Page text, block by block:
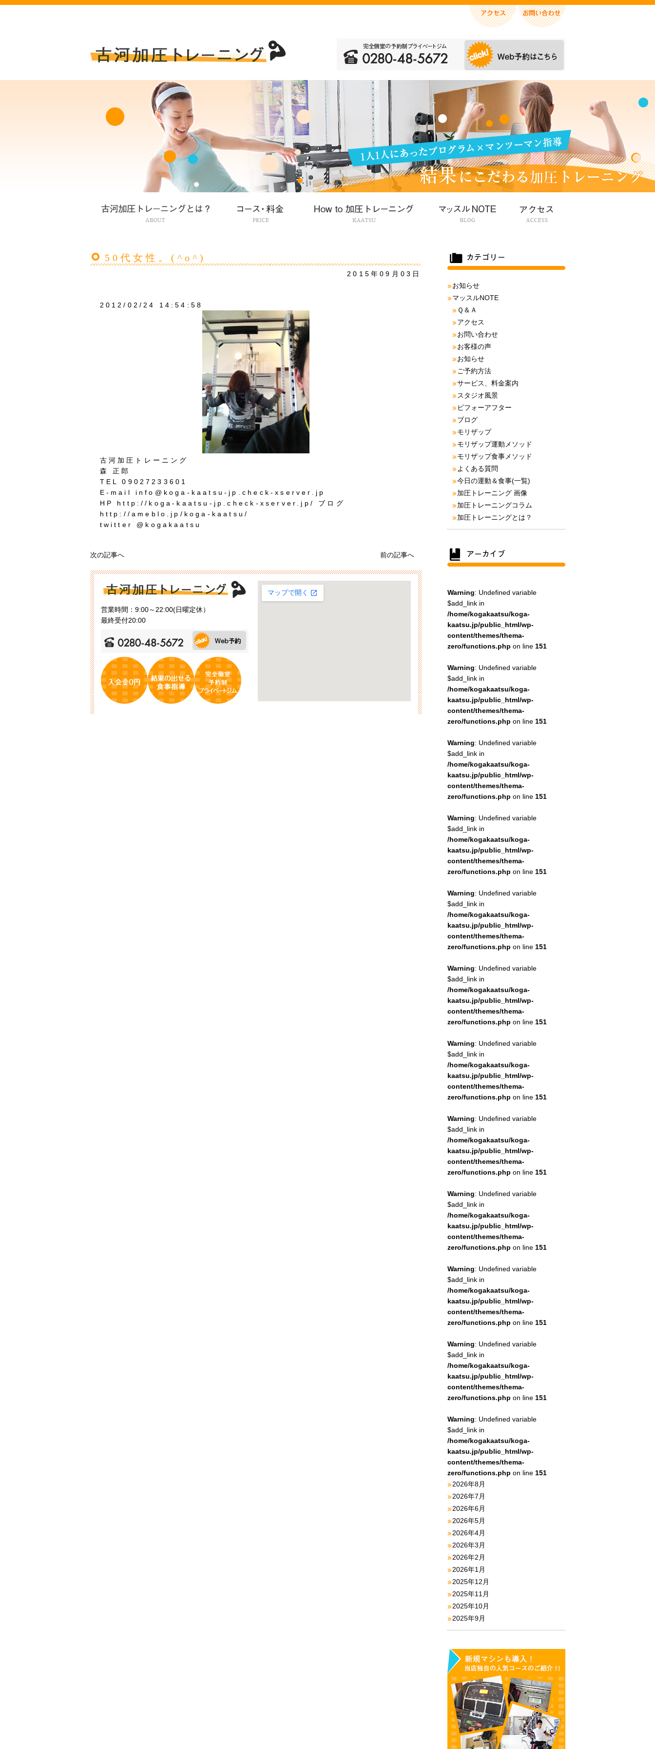
50代女性。(^o^)
2015年09月03日
2012/02/24 14:54:58
古河加圧トレーニング
森 正郎
TEL 09027233601
E-mail info@koga-kaatsu-jp.check-xserver.jp
HP http://koga-kaatsu-jp.check-xserver.jp/ ブログ
http://ameblo.jp/koga-kaatsu/
twitter @kogakaatsu
次の記事へ 前の記事へ
営業時間：9:00～22:00(日曜定休）
最終受付20:00
お知らせ
マッスルNOTE
Ｑ＆Ａ
アクセス
お問い合わせ
お客様の声
お知らせ
ご予約方法
サービス、料金案内
スタジオ風景
ビフォーアフター
ブログ
モリザップ
モリザップ運動メソッド
モリザップ食事メソッド
よくある質問
今日の運動＆食事(一覧)
加圧トレーニング 画像
加圧トレーニングコラム
加圧トレーニングとは？
Warning: Undefined variable
$add_link in
/home/kogakaatsu/koga-
kaatsu.jp/public_html/wp-
content/themes/thema-
zero/functions.php on line 151
Warning: Undefined variable
$add_link in
/home/kogakaatsu/koga-
kaatsu.jp/public_html/wp-
content/themes/thema-
zero/functions.php on line 151
Warning: Undefined variable
$add_link in
/home/kogakaatsu/koga-
kaatsu.jp/public_html/wp-
content/themes/thema-
zero/functions.php on line 151
Warning: Undefined variable
$add_link in
/home/kogakaatsu/koga-
kaatsu.jp/public_html/wp-
content/themes/thema-
zero/functions.php on line 151
Warning: Undefined variable
$add_link in
/home/kogakaatsu/koga-
kaatsu.jp/public_html/wp-
content/themes/thema-
zero/functions.php on line 151
Warning: Undefined variable
$add_link in
/home/kogakaatsu/koga-
kaatsu.jp/public_html/wp-
content/themes/thema-
zero/functions.php on line 151
Warning: Undefined variable
$add_link in
/home/kogakaatsu/koga-
kaatsu.jp/public_html/wp-
content/themes/thema-
zero/functions.php on line 151
Warning: Undefined variable
$add_link in
/home/kogakaatsu/koga-
kaatsu.jp/public_html/wp-
content/themes/thema-
zero/functions.php on line 151
Warning: Undefined variable
$add_link in
/home/kogakaatsu/koga-
kaatsu.jp/public_html/wp-
content/themes/thema-
zero/functions.php on line 151
Warning: Undefined variable
$add_link in
/home/kogakaatsu/koga-
kaatsu.jp/public_html/wp-
content/themes/thema-
zero/functions.php on line 151
Warning: Undefined variable
$add_link in
/home/kogakaatsu/koga-
kaatsu.jp/public_html/wp-
content/themes/thema-
zero/functions.php on line 151
Warning: Undefined variable
$add_link in
/home/kogakaatsu/koga-
kaatsu.jp/public_html/wp-
content/themes/thema-
zero/functions.php on line 151
2026年8月
2026年7月
2026年6月
2026年5月
2026年4月
2026年3月
2026年2月
2026年1月
2025年12月
2025年11月
2025年10月
2025年9月